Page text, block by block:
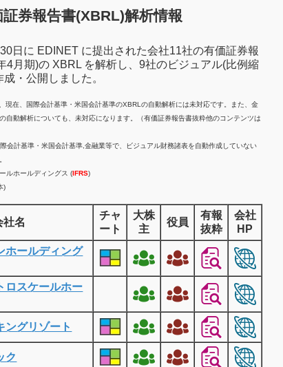
証券報告書(XBRL)解析情報
日に EDINET に提出された会社11社の有価証券報
4月期)の XBRL を解析し、9社のビジュアル(比例縮
・公開しました。
現在、国際会計基準・米国会計基準のXBRLの自動解析には未対応です。また、金
自動解析についても、未対応になります。（有価証券報告書抜粋他のコンテンツは
会計基準・米国会計基準,金融業等で、ビジュアル財務諸表を自動作成していない
ルホールディングス (IFRS)
)
社名
チャ
ート
大株
主
役員
有報
抜粋
会社
HP
ホールディング
ロスケールホー
ングリゾート
ク